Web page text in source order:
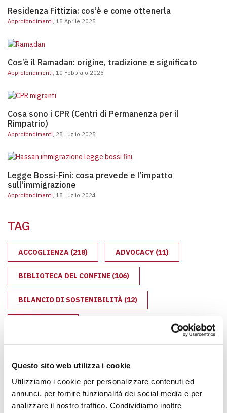
Questo sito web utilizza i cookie
Utilizziamo i cookie per personalizzare contenuti ed
annunci, per fornire funzionalità dei social media e per
analizzare il nostro traffico. Condividiamo inoltre
Residenza Fittizia: cos’è e come ottenerla
Approfondimenti, 15 Aprile 2025
Cos’è il Ramadan: origine, tradizione e significato
Approfondimenti, 10 Febbraio 2025
Cosa sono i CPR (Centri di Permanenza per il
Rimpatrio)
Approfondimenti, 28 Luglio 2025
Legge Bossi-Fini: cosa prevede e l’impatto
sull’immigrazione
Approfondimenti, 18 Luglio 2024
TAG
ACCOGLIENZA (218) ADVOCACY (11)
BIBLIOTECA DEL CONFINE (106)
BILANCIO DI SOSTENIBILITÀ (12)
CAMPAGNA SALUTE MENTALE(10)
CARCERE(36) CARLO MARIA MARTINI
CASA DELLA COMUNITÀ(8)